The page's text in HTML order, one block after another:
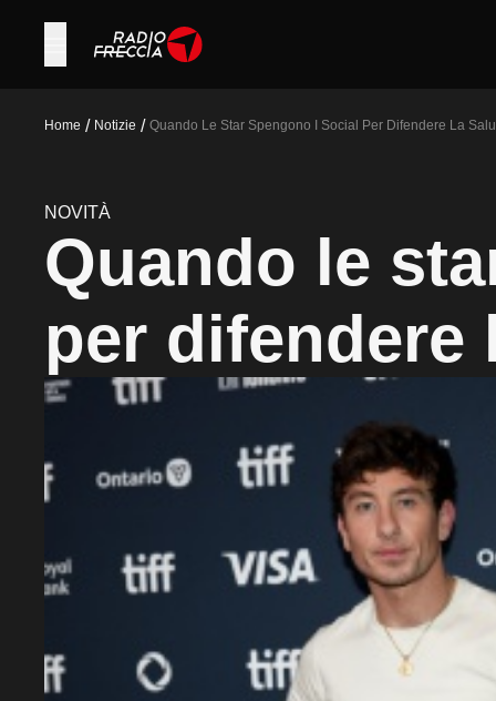
Home / Notizie / Quando Le Star Spengono I Social Per Difendere La
NOVITÀ
Quando le
per difendere